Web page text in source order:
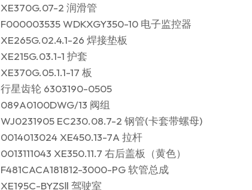
XE370G.07-2 润滑管
F000003535 WDKXGY350-10 电子监控器
XE265G.02.4.1-26 焊接垫板
XE215G.03.1-1 护套
XE370G.05.1.1-17 板
行星齿轮 6303190-0505
089A0100DWG/13 阀组
WJ0231905 EC230.08.7-2 钢管(卡套带螺母)
0014013024 XE450.13-7A 拉杆
0013111043 XE350.11.7 右后盖板（黄色）
F481CACA181812-3000-PG 软管总成
XE195C-BYZSⅡ 驾驶室